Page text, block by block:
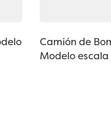
Camión de
Modelo escala